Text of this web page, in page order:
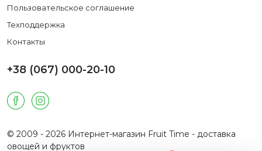
Пользовательское соглашение
Техподдержка
Контакты
+38 (067) 000-20-10
© 2009 - 2026 Интернет-магазин Fruit Time - доставка
овощей и фруктов